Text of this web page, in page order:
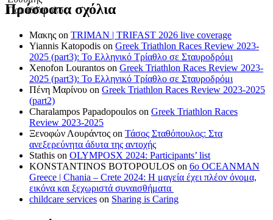
Πρόσφατα σχόλια
Μακης on TRIMAN | TRIFAST 2026 live coverage
Yiannis Katopodis on Greek Triathlon Races Review 2023-
2025 (part3): Το Ελληνικό Τρίαθλο σε Σταυροδρόμι
Xenofon Lourantos on Greek Triathlon Races Review 2023-
2025 (part3): Το Ελληνικό Τρίαθλο σε Σταυροδρόμι
Πένη Μαρίνου on Greek Triathlon Races Review 2023-2025
(part2)
Charalampos Papadopoulos on Greek Triathlon Races
Review 2023-2025
Ξενοφών Λουράντος on Τάσος Σταθόπουλος: Στα
ανεξερεύνητα άδυτα της αντοχής
Stathis on OLYMPOSX 2024: Participants’ list
KONSTANTINOS BOTOPOULOS on 6ο OCEANMAN
Greece | Chania – Crete 2024: Η μαγεία έχει πλέον όνομα,
εικόνα και ξεχωριστά συναισθήματα
childcare services on Sharing is Caring